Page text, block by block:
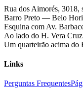
Rua dos Aimorés, 3018,
Barro Preto — Belo
Esquina com Av.
Ao lado do H. Vera Cruz
Um quarteirão acima do
Links
Perguntas Frequentes